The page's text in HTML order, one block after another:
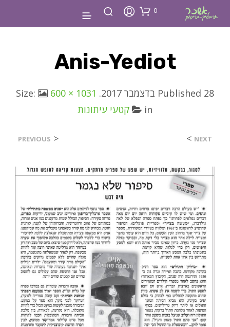
0
Anis-Yediot
Published 28 בדצמבר 2017 . Size:
600 × 1031
in
קטעי עיתונות
<
PREVIOUS NEXT
>